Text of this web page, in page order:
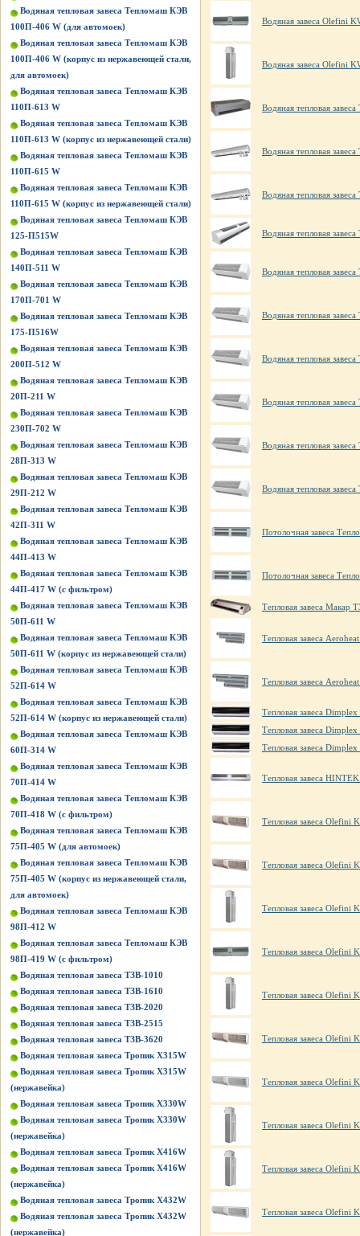
Водяная тепловая завеса Тепломаш КЭВ
100П-406 W (для автомоек)
Водяная тепловая завеса Тепломаш КЭВ
100П-406 W (корпус из нержавеющей стали,
для автомоек)
Водяная тепловая завеса Тепломаш КЭВ
110П-613 W
Водяная тепловая завеса Тепломаш КЭВ
110П-613 W (корпус из нержавеющей стали)
Водяная тепловая завеса Тепломаш КЭВ
110П-615 W
Водяная тепловая завеса Тепломаш КЭВ
110П-615 W (корпус из нержавеющей стали)
Водяная тепловая завеса Тепломаш КЭВ
125-П515W
Водяная тепловая завеса Тепломаш КЭВ
140П-511 W
Водяная тепловая завеса Тепломаш КЭВ
170П-701 W
Водяная тепловая завеса Тепломаш КЭВ
175-П516W
Водяная тепловая завеса Тепломаш КЭВ
200П-512 W
Водяная тепловая завеса Тепломаш КЭВ
20П-211 W
Водяная тепловая завеса Тепломаш КЭВ
230П-702 W
Водяная тепловая завеса Тепломаш КЭВ
28П-313 W
Водяная тепловая завеса Тепломаш КЭВ
29П-212 W
Водяная тепловая завеса Тепломаш КЭВ
42П-311 W
Водяная тепловая завеса Тепломаш КЭВ
44П-413 W
Водяная тепловая завеса Тепломаш КЭВ
44П-417 W (с фильтром)
Водяная тепловая завеса Тепломаш КЭВ
50П-611 W
Водяная тепловая завеса Тепломаш КЭВ
50П-611 W (корпус из нержавеющей стали)
Водяная тепловая завеса Тепломаш КЭВ
52П-614 W
Водяная тепловая завеса Тепломаш КЭВ
52П-614 W (корпус из нержавеющей стали)
Водяная тепловая завеса Тепломаш КЭВ
60П-314 W
Водяная тепловая завеса Тепломаш КЭВ
70П-414 W
Водяная тепловая завеса Тепломаш КЭВ
70П-418 W (с фильтром)
Водяная тепловая завеса Тепломаш КЭВ
75П-405 W (для автомоек)
Водяная тепловая завеса Тепломаш КЭВ
75П-405 W (корпус из нержавеющей стали,
для автомоек)
Водяная тепловая завеса Тепломаш КЭВ
98П-412 W
Водяная тепловая завеса Тепломаш КЭВ
98П-419 W (с фильтром)
Водяная тепловая завеса ТЗВ-1010
Водяная тепловая завеса ТЗВ-1610
Водяная тепловая завеса ТЗВ-2020
Водяная тепловая завеса ТЗВ-2515
Водяная тепловая завеса ТЗВ-3620
Водяная тепловая завеса Тропик X315W
Водяная тепловая завеса Тропик X315W
(нержавейка)
Водяная тепловая завеса Тропик X330W
Водяная тепловая завеса Тропик X330W
(нержавейка)
Водяная тепловая завеса Тропик X416W
Водяная тепловая завеса Тропик X416W
(нержавейка)
Водяная тепловая завеса Тропик X432W
Водяная тепловая завеса Тропик X432W
(нержавейка)
Водяная завеса Olefini
Водяная завеса Olefini
Водяная тепловая
Водяная тепловая
Водяная тепловая
Водяная тепловая
Водяная тепловая
Водяная тепловая
Водяная тепловая
Водяная тепловая
Водяная тепловая
Водяная тепловая
Потолочная завеса
Потолочная завеса
Тепловая завеса Макар
Тепловая завеса
Тепловая завеса
Тепловая завеса
Тепловая завеса
Тепловая завеса
Тепловая завеса
Тепловая завеса Olefini
Тепловая завеса Olefini
Тепловая завеса Olefini
Тепловая завеса Olefini
Тепловая завеса Olefini
Тепловая завеса Olefini
Тепловая завеса Olefini
Тепловая завеса Olefini
Тепловая завеса Olefini
Тепловая завеса Olefini